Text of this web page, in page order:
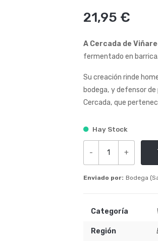
0
de
21,95 €
A Cercada de
fermentado en barrica.
Su creación rinde
bodega, y defensor
Cercada, que
Hay Stock
-
A Cercada de
+
Enviado por: Bodega
Categoría
Región